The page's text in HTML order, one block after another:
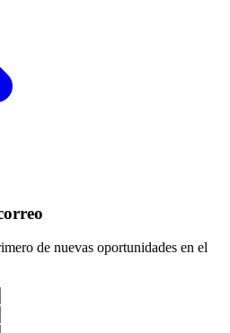
de nuevas oportunidades en el